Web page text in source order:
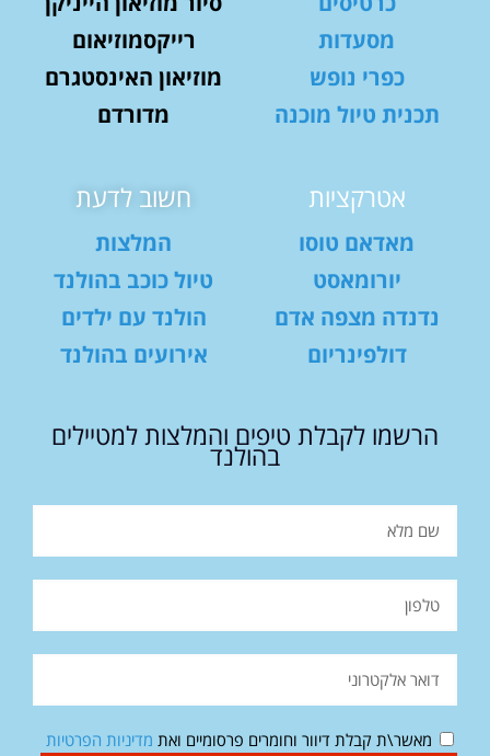
מסעדות
כפרי נופש
תכנית טיול מוכנה
רייקסמוזיאום
מוזיאון האינסטגרם
מדורדם
אטרקציות
מאדאם טוסו
יורומאסט
נדנדה מצפה אדם
דולפינריום
חשוב לדעת
המלצות
טיול כוכב בהולנד
הולנד עם ילדים
אירועים בהולנד
הרשמו לקבלת טיפים והמלצות למטיילים
בהולנד
מאשר\ת קבלת דיוור וחומרים פרסומיים ואת מדיניות הפרטיות